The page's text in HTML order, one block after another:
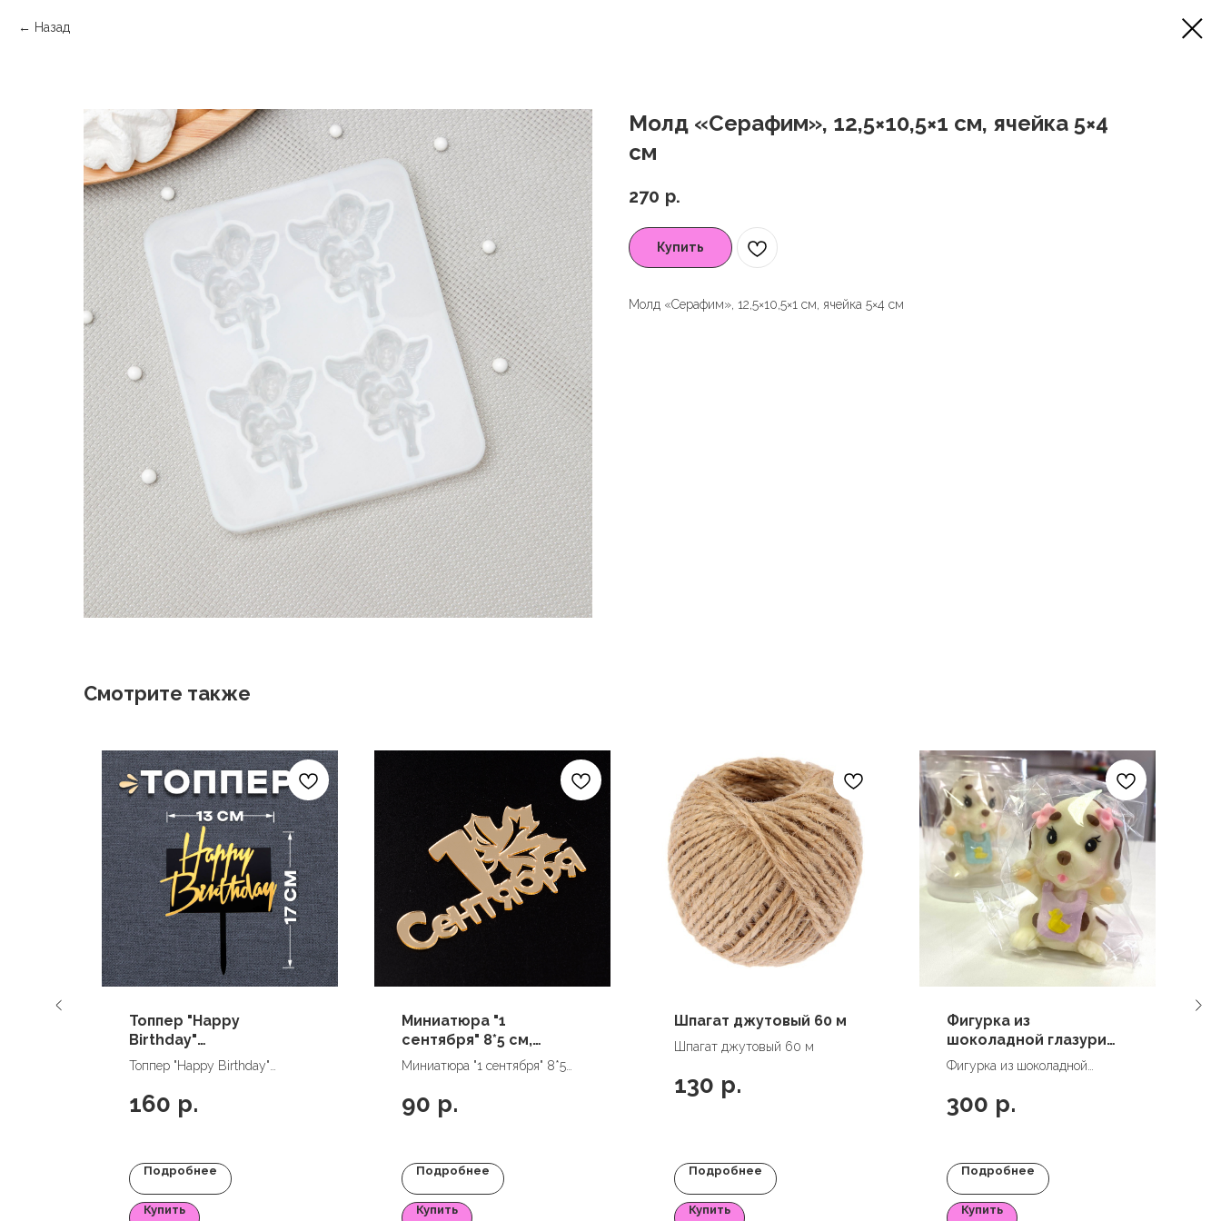
Назад
Молд «Серафим», 12,5×10,5×1 см, ячейка 5×4
см
270 р.
Купить
Молд «Серафим», 12,5×10,5×1 см, ячейка 5×4 см
Смотрите также
Топпер "Happy
Birthday"
прямоугольник, цвет
черный-золото
Топпер "Happy Birthday"
золото
160 р.
Подробнее
Купить
Миниатюра "1
сентября" 8*5 см,
золото
Миниатюра "1 сентября" 8*5
90 р.
Подробнее
Купить
Шпагат джутовый 60 м
Шпагат джутовый 60 м
130 р.
Подробнее
Купить
Фигурка из
шоколадной глазури
"Собачка"
Фигурка из шоколадной
300 р.
Подробнее
Купить